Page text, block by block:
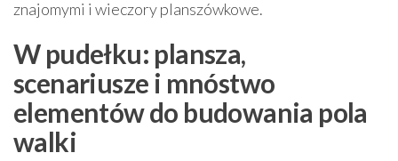
znajomymi i wieczory planszówkowe.
W pudełku: plansza,
scenariusze i mnóstwo
elementów do budowania pola
walki